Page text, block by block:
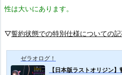
性は大いにあります。
▽誓約状態での特別仕様についての記
ゼラオログ！
【日本版ラストオリジン